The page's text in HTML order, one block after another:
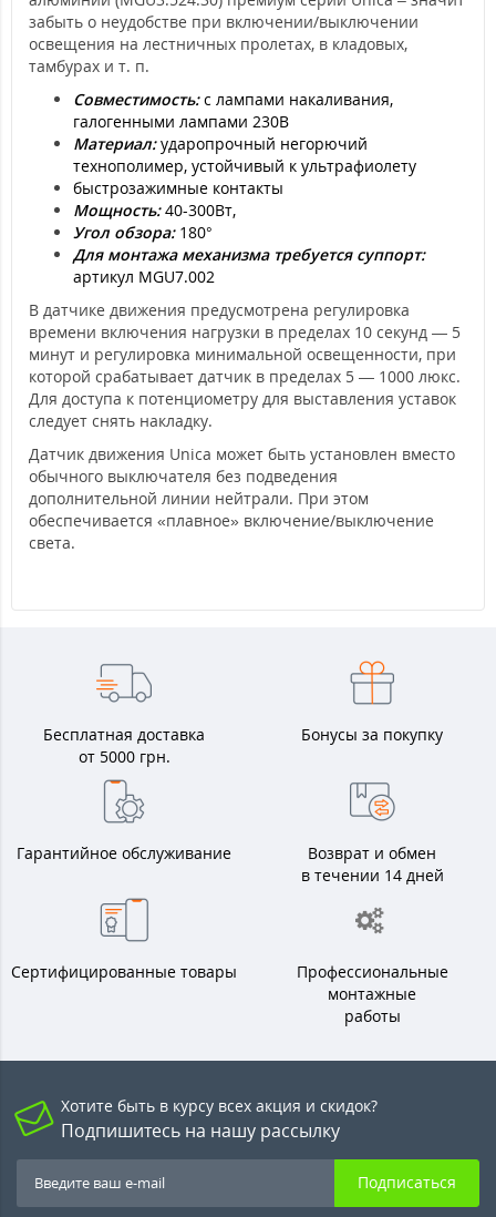
забыть о неудобстве при включении/выключении
освещения на лестничных пролетах, в кладовых,
тамбурах и т. п.
Совместимость:с лампами накаливания,
галогенными лампами 230В
Материал:ударопрочный негорючий
технополимер, устойчивый к ультрафиолету
быстрозажимные контакты
Мощность:40-300Вт,
Угол обзора:180°
Для монтажа механизма требуется суппорт:
артикул MGU7.002
В датчике движения предусмотрена регулировка
времени включения нагрузки в пределах 10 секунд — 5
минут и регулировка минимальной освещенности, при
которой срабатывает датчик в пределах 5 — 1000 люкс.
Для доступа к потенциометру для выставления уставок
следует снять накладку.
Датчик движения Unica может быть установлен вместо
обычного выключателя без подведения
дополнительной линии нейтрали. При этом
обеспечивается «плавное» включение/выключение
света.
Бесплатная доставка
от 5000 грн.
Бонусы за покупку
Гарантийное обслуживание
Возврат и обмен
в течении 14 дней
Сертифицированные товары
Профессиональные
монтажные
работы
Хотите быть в курсу всех акция и скидок?
Подпишитесь на нашу рассылку
Подписаться